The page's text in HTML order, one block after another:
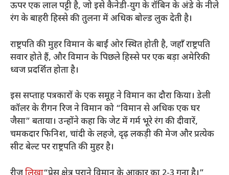
ऊपर एक लाल पट्टी है, जो इसे कैनेडी-युग के रॉबिन के अंडे के नीले
रंग के बाहरी हिस्से की तुलना में अधिक बोल्ड लुक देती है।
राष्ट्रपति की मुहर विमान के बाईं ओर स्थित होती है, जहाँ राष्ट्रपति
सवार होते हैं, और विमान के पिछले हिस्से पर एक बड़ा अमेरिकी
ध्वज प्रदर्शित होता है।
इस सप्ताह पत्रकारों के एक समूह ने विमान का दौरा किया। डेली
कॉलर के रीगन रिज ने विमान को “विमान से अधिक एक घर
जैसा” बताया। उन्होंने कहा कि जेट में गर्म भूरे रंग की दीवारें,
चमकदार फिनिश, चांदी के लहजे, दृढ़ लकड़ी की मेज और प्रत्येक
सीट बेल्ट पर राष्ट्रपति की मुहर है।